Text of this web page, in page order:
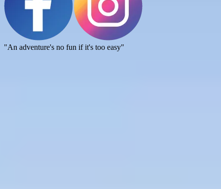
"An adventure's no fun if it's too easy"